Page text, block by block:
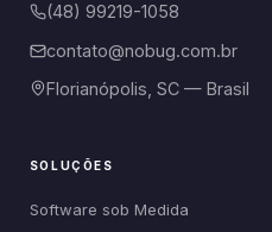
(48) 99219-1058
contato@nobug.com.br
Florianópolis, SC — Brasil
SOLUÇÕES
Software sob Medida